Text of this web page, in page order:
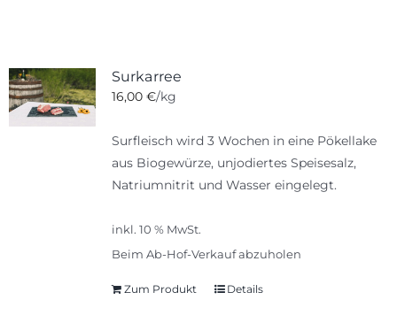
Surkarree
16,00 €/kg
Surfleisch wird 3 Wochen in eine Pökellake
aus Biogewürze, unjodiertes Speisesalz,
Natriumnitrit und Wasser eingelegt.
inkl. 10 % MwSt.
Beim Ab-Hof-Verkauf abzuholen
Zum Produkt Details